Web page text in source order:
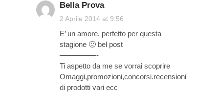
Bella Prova
2 Aprile 2014 at 9:56
E’ un amore, perfetto per questa
stagione 🙂 bel post
—————-
Ti aspetto da me se vorrai scoprire
Omaggi,promozioni,concorsi.recensioni
di prodotti vari ecc